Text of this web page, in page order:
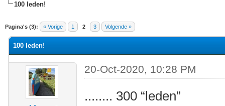
100 leden!
Pagina's (3): « Vorige 1 2 3 Volgende »
waardering is 0
100 leden!
20-Oct-2020, 10:28 PM
........ 300 “leden”